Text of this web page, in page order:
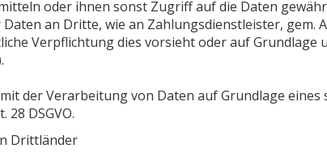
oder ihnen sonst Zugriff auf die Daten
an Dritte, wie an Zahlungsdienstleister, gem.
Verpflichtung dies vorsieht oder auf
der Verarbeitung von Daten auf Grundlage
28 DSGVO.
Drittländer